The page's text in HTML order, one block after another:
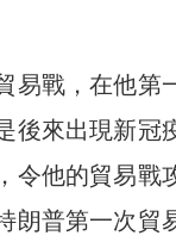
易戰，在他第
後來出現新冠
令他的貿易戰
朗普第一次貿